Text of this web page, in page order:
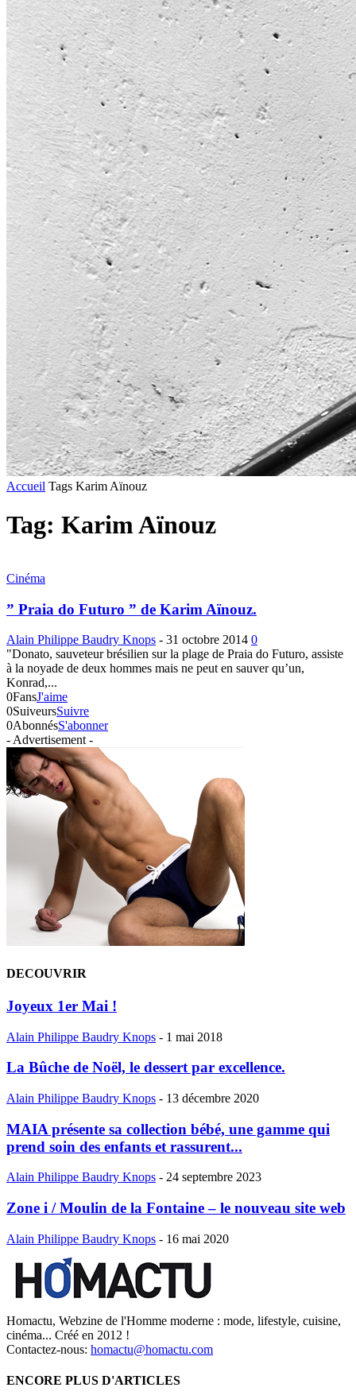
Accueil Tags Karim Aïnouz
Tag: Karim Aïnouz
Cinéma
” Praia do Futuro ” de Karim Aïnouz.
Alain Philippe Baudry Knops - 31 octobre 2014 0
"Donato, sauveteur brésilien sur la plage de Praia do Futuro, assiste
à la noyade de deux hommes mais ne peut en sauver qu’un,
Konrad,...
0FansJ'aime
0SuiveursSuivre
0AbonnésS'abonner
- Advertisement -
DECOUVRIR
Joyeux 1er Mai !
Alain Philippe Baudry Knops - 1 mai 2018
La Bûche de Noël, le dessert par excellence.
Alain Philippe Baudry Knops - 13 décembre 2020
MAIA présente sa collection bébé, une gamme qui
prend soin des enfants et rassurent...
Alain Philippe Baudry Knops - 24 septembre 2023
Zone i / Moulin de la Fontaine – le nouveau site web
Alain Philippe Baudry Knops - 16 mai 2020
Homactu, Webzine de l'Homme moderne : mode, lifestyle, cuisine,
cinéma... Créé en 2012 !
Contactez-nous: homactu@homactu.com
ENCORE PLUS D'ARTICLES